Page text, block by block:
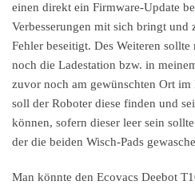
einen direkt ein Firmware-Update
Verbesserungen mit sich bringt und
Fehler beseitigt. Des Weiteren
noch die Ladestation bzw. in
zuvor noch am gewünschten Ort
soll der Roboter diese finden und
können, sofern dieser leer sein
der die beiden Wisch-Pads
Man könnte den Ecovacs Deebot